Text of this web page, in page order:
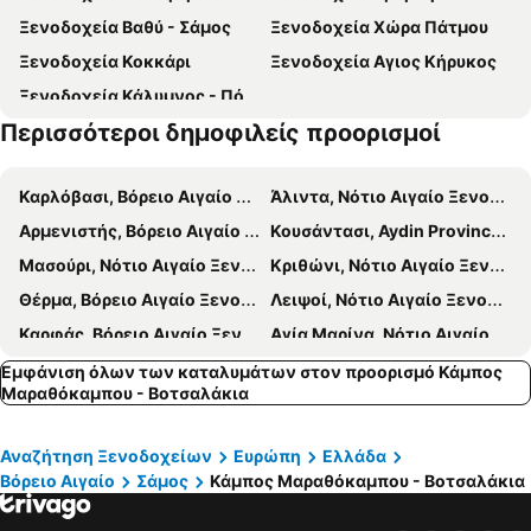
Marina Apartments
Kalidon Panorama Hotel
Blue Horizon
Αμφίλισσος
Stella Bay
Thendraki Rooms
Βίλλα Κοκκώνη
Πεύκος
Χρυσομηλιά
Καλαδάκια
Βοτσαλάκια
Λιμνιώνας
Παραδοσιακός Οικισμός Λέκκα
Άγιοι Θεόδωροι
Άγιος Παντελεήμονας
Λεμονάκια
Ποτάμι
Ξενοδοχεία Βαθύ - Σάμος
Ξενοδοχεία Χώρα Πάτμου
Ξενοδοχεία Κοκκάρι
Ξενοδοχεία Αγιος Κήρυκος
Ξενοδοχεία Κάλυμνος - Πόθια
Περισσότεροι δημοφιλείς προορισμοί
Καρλόβασι, Βόρειο Αιγαίο Ξενοδοχεία
Άλιντα, Νότιο Αιγαίο Ξενοδοχεία
Αρμενιστής, Βόρειο Αιγαίο Ξενοδοχεία
Κουσάντασι, Aydin Province Ξενοδοχεία
Μασούρι, Νότιο Αιγαίο Ξενοδοχεία
Κριθώνι, Νότιο Αιγαίο Ξενοδοχεία
Θέρμα, Βόρειο Αιγαίο Ξενοδοχεία
Λειψοί, Νότιο Αιγαίο Ξενοδοχεία
Καρφάς, Βόρειο Αιγαίο Ξενοδοχεία
Αγία Μαρίνα, Νότιο Αιγαίο Ξενοδοχεία
Γροίκος, Νότιο Αιγαίο Ξενοδοχεία
Εύδηλος, Βόρειο Αιγαίο Ξενοδοχεία
Φούρνοι, Βόρειο Αιγαίο Ξενοδοχεία
Κάμπος, Βόρειο Αιγαίο Ξενοδοχεία
Bροντάδος, Βόρειο Αιγαίο Ξενοδοχεία
Αγία Φωτεινή, Βόρειο Αιγαίο Ξενοδοχεία
Μυρτιές, Νότιο Αιγαίο Ξενοδοχεία
Εμφάνιση όλων των καταλυμάτων στον προορισμό Κάμπος
Μαραθόκαμπου - Βοτσαλάκια
Αναζήτηση Ξενοδοχείων Ευρώπη
Ελλάδα
Βόρειο Αιγαίο
Σάμος Κάμπος Μαραθόκαμπου - Βοτσαλάκια